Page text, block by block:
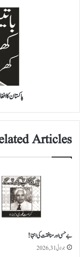
پاکستان کا
Articles
بے حسی اور منافقت کی انتہا !
جولائی 31, 2026